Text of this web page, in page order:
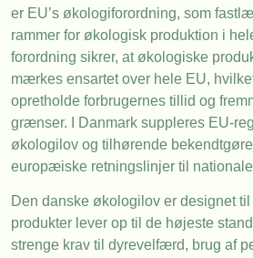
er EU’s økologiforordning, som
rammer for økologisk produktion i
forordning sikrer, at økologiske
mærkes ensartet over hele EU,
opretholde forbrugernes tillid og
grænser. I Danmark suppleres EU-
økologilov og tilhørende
europæiske retningslinjer til
Den danske økologilov er designet
produkter lever op til de højeste
strenge krav til dyrevelfærd, brug af